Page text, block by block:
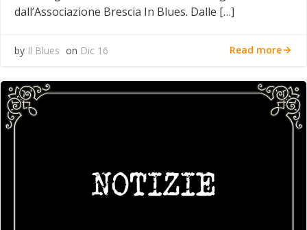
dall’Associazione Brescia In Blues. Dalle […]
by Il Blues on Dic 16 Read more